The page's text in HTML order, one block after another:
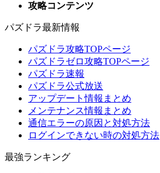
攻略コンテンツ
パズドラ最新情報
パズドラ攻略TOPページ
パズドラゼロ攻略TOPページ
パズドラ速報
パズドラ公式放送
アップデート情報まとめ
メンテナンス情報まとめ
通信エラーの原因と対処方法
ログインできない時の対処方法
最強ランキング